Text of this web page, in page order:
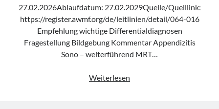
27.02.2026Ablaufdatum: 27.02.2029Quelle/Quelllink:
https://register.awmf.org/de/leitlinien/detail/064-016
Empfehlung wichtige Differentialdiagnosen
Fragestellung Bildgebung Kommentar Appendizitis
Sono – weiterführend MRT…
Weiterlesen